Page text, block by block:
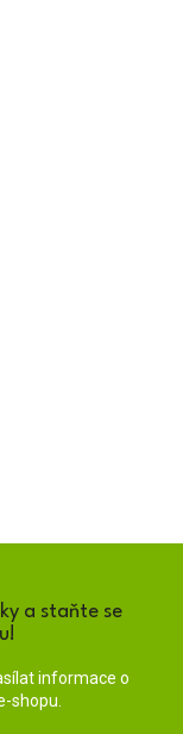
a staňte se
informace o
shopu.